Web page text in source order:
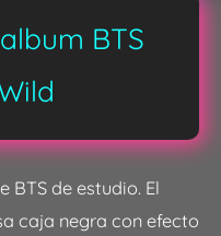
BTS
BTS de estudio. El
caja negra con efecto